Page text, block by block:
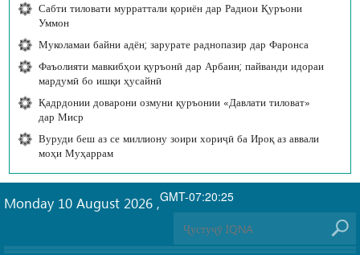
Сабти тиловати мурраттали қориён дар Радиои Қуръони
Уммон
Муколамаи байни адён; зарурате раднопазир дар Фаронса
Фаъолияти мавкибҳои қуръонӣ дар Арбаин; пайванди идораи
мардумӣ бо ишқи ҳусайнӣ
Қадрдонии доварони озмуни қуръонии «Давлати тиловат»
дар Миср
Вуруди беш аз се миллиону зоири хориҷӣ ба Ироқ аз аввали
моҳи Муҳаррам
GMT-07:20:25
Monday 10 August 2026 ,